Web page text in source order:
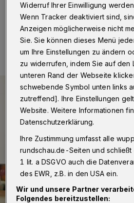
28.05.2022 , 14:00 Uhr Eine
Widerruf Ihrer Einwilligung
Wenn Tracker deaktiviert sind,
Anzeigen möglicherweise nicht
Sie. Sie können dieses Menü
um Ihre Einstellungen zu ändern
zu widerrufen, indem Sie auf den
unteren Rand der Webseite
schwebende Symbol unten links
zutreffend]. Ihre Einstellungen
Website. Weitere Informationen
Datenschutzerklärung.
Ihre Zustimmung umfasst alle
rundschau.de-Seiten und schließt
1 lit. a DSGVO auch die
des EWR, z.B. in den USA ein.
Wir und unsere Partner
Folgendes bereitzustellen: